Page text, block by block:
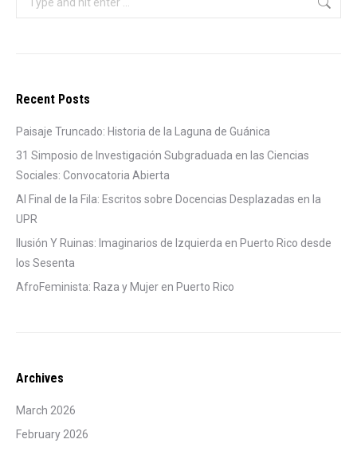
Recent Posts
Paisaje Truncado: Historia de la Laguna de Guánica
31 Simposio de Investigación Subgraduada en las Ciencias
Sociales: Convocatoria Abierta
Al Final de la Fila: Escritos sobre Docencias Desplazadas en la
UPR
Ilusión Y Ruinas: Imaginarios de Izquierda en Puerto Rico desde
los Sesenta
AfroFeminista: Raza y Mujer en Puerto Rico
Archives
March 2026
February 2026